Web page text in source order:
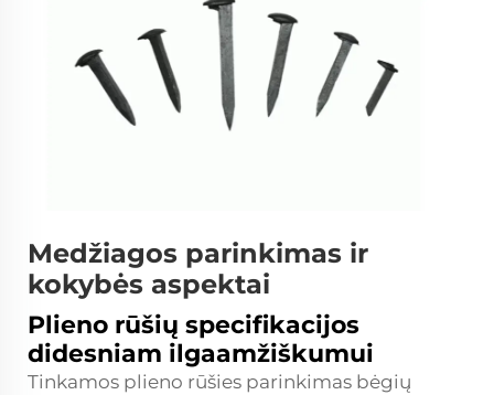
Medžiagos parinkimas ir
kokybės aspektai
Plieno rūšių specifikacijos
didesniam ilgaamžiškumui
Tinkamos plieno rūšies parinkimas bėgių